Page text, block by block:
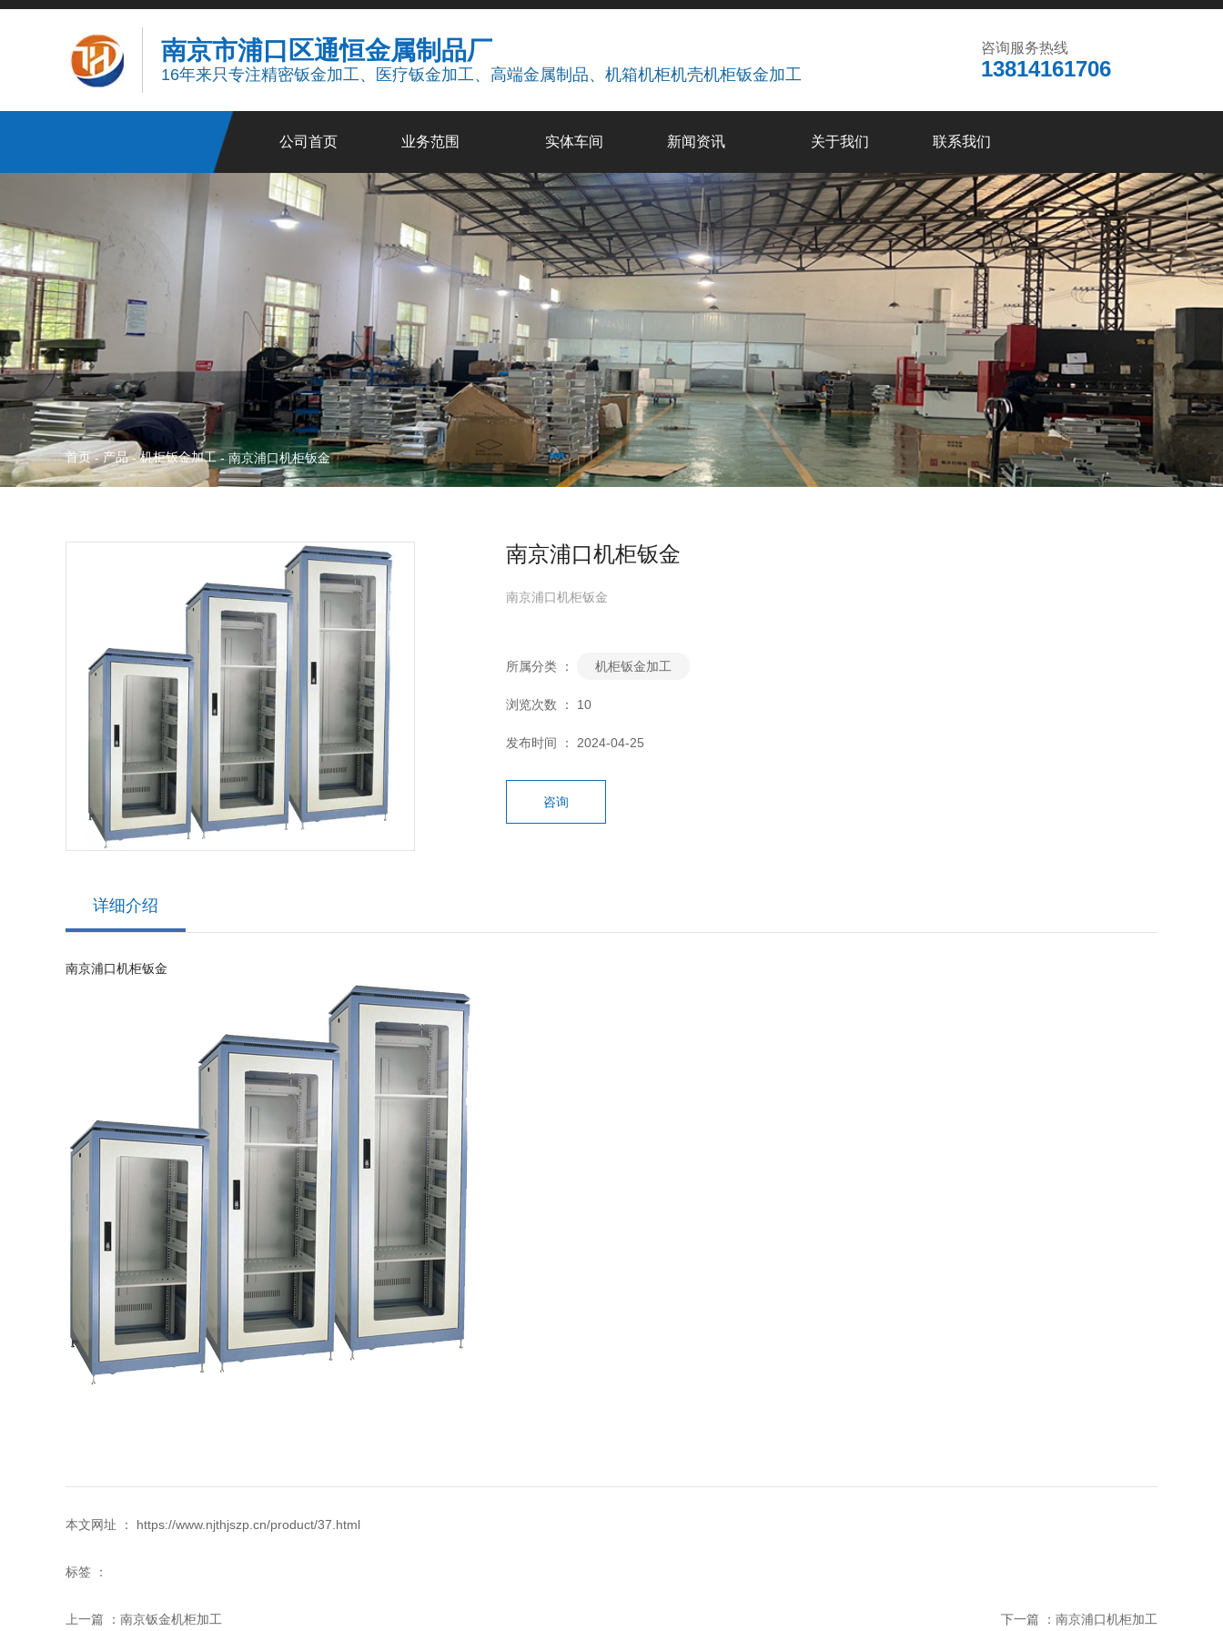
南京市浦口区通恒金属制品厂
16年来只专注精密钣金加工、医疗钣金加工、高端金属制品、机箱机柜机壳机柜钣金加工
咨询服务热线
13814161706
公司首页 业务范围 实体车间 新闻资讯 关于我们 联系我们
首页-产品 -机柜钣金加工 -南京浦口机柜钣金
南京浦口机柜钣金
南京浦口机柜钣金
所属分类 ： 机柜钣金加工
浏览次数 ： 10
发布时间 ： 2024-04-25
咨询
详细介绍
南京浦口机柜钣金
本文网址 ： https://www.njthjszp.cn/product/37.html
标签 ：
上一篇 ： 南京钣金机柜加工 下一篇 ： 南京浦口机柜加工